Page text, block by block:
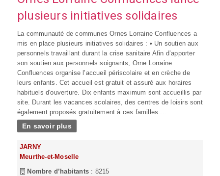
plusieurs initiatives solidaires
La communauté de communes Ornes Lorraine Confluences a
mis en place plusieurs initiatives solidaires : • Un soutien aux
personnels travaillant durant la crise sanitaire Afin d’apporter
son soutien aux personnels soignants, Orne Lorraine
Confluences organise l’accueil périscolaire et en crèche de
leurs enfants. Cet accueil est gratuit et assuré aux horaires
habituels d'ouverture. Dix enfants maximum sont accueillis par
site. Durant les vacances scolaires, des centres de loisirs sont
également proposés gratuitement à ces familles....
En savoir plus
JARNY
Meurthe-et-Moselle
Nombre d’habitants : 8215